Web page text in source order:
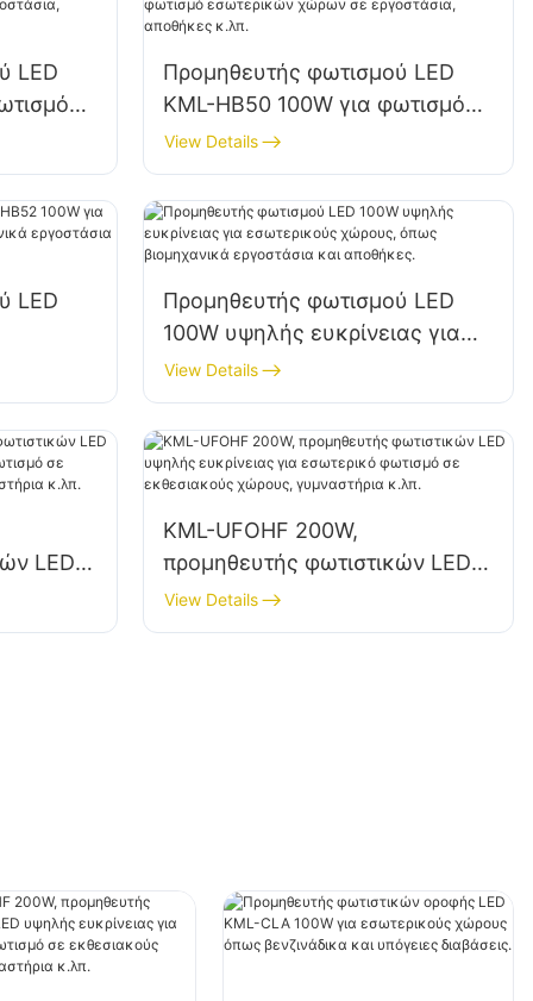
LED
κ.λπ.
Προμηθευτής φωτισμού LED
KML-HB50 100W για φωτισμό
εσωτερικών χώρων σε
εργοστάσια, αποθήκες κ.λπ.
View Details
LED
και
Προμηθευτής φωτισμού LED
100W υψηλής ευκρίνειας για
εσωτερικούς χώρους, όπως
βιομηχανικά εργοστάσια και
αποθήκες.
View Details
LED
KML-UFOHF 200W,
προμηθευτής φωτιστικών LED
υψηλής ευκρίνειας για
εσωτερικό φωτισμό σε
View Details